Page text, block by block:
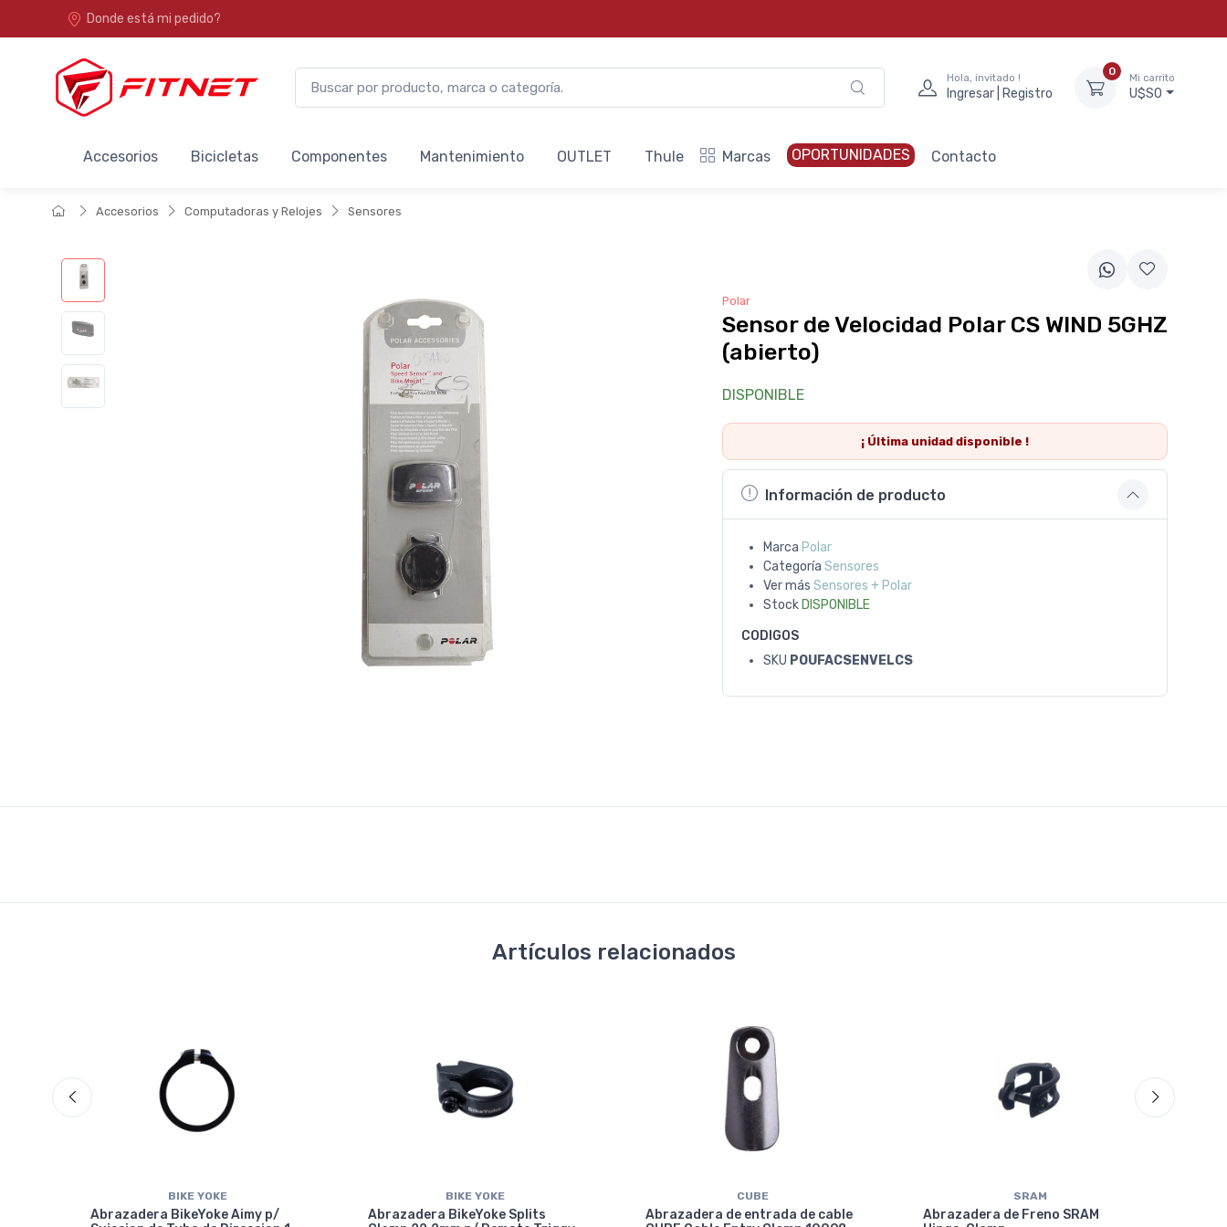
Donde está mi pedido?
Hola, invitado !
Ingresar | Registro
0
Mi carrito
U$S0
Accesorios Bicicletas Componentes Mantenimiento OUTLET Thule Marcas OPORTUNIDADES Contacto
Accesorios Computadoras y Relojes Sensores
Polar
Sensor de Velocidad Polar CS WIND 5GHZ
(abierto)
DISPONIBLE
¡ Última unidaddisponible !
Información de producto
Marca Polar
Categoría Sensores
Ver más Sensores + Polar
Stock DISPONIBLE
CODIGOS
SKU POUFACSENVELCS
Artículos relacionados
BIKE YOKE
Abrazadera BikeYoke Aimy p/
BIKE YOKE
Abrazadera BikeYoke Splits
CUBE
Abrazadera de entrada de cable
SRAM
Abrazadera de Freno SRAM